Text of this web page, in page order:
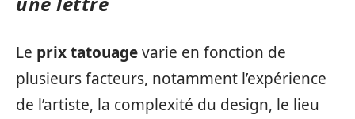
Le prix tatouagevarie en fonction de
plusieurs facteurs, notamment l’expérience
de l’artiste, la complexité du design, le lieu